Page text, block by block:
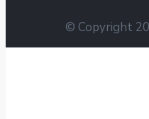
© Copyright